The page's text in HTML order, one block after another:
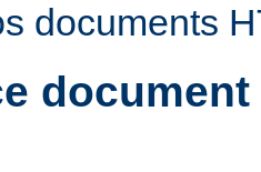
documents